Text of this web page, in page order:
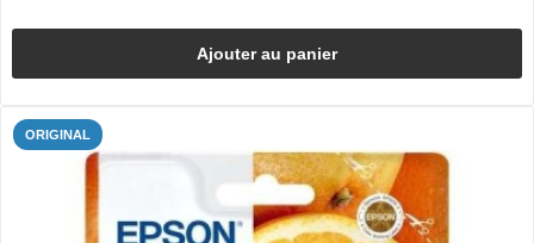
Ajouter au panier
ORIGINAL